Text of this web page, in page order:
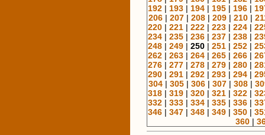
192 | 193 | 194 | 195 | 196 |
206| 207| 208| 209| 210|
220 | 221 | 222 | 223 | 224 |
234 | 235 | 236 | 237 | 238 |
248 | 249 | 250 | 251 | 252 |
262 | 263 | 264 | 265 | 266 |
276 | 277 | 278 | 279 | 280 |
290 | 291 | 292 | 293 | 294 |
304| 305| 306| 307| 308|
318 | 319 | 320 | 321 | 322 |
332 | 333 | 334 | 335 | 336 |
346 | 347 | 348 | 349 | 350 |
360 |